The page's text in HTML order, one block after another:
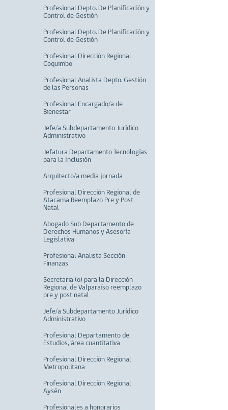
Profesional Depto. De Planificación y
Control de Gestión
Profesional Depto. De Planificación y
Control de Gestión
Profesional Dirección Regional
Coquimbo
Profesional Analista Depto. Gestión
de las Personas
Profesional Encargado/a de
Bienestar
Jefe/a Subdepartamento Jurídico
Administrativo
Jefatura Departamento Tecnologías
para la Inclusión
Arquitecto/a media jornada
Profesional Dirección Regional de
Atacama Reemplazo Pre y Post
Natal
Abogado Sub Departamento de
Derechos Humanos y Asesoría
Legislativa
Profesional Analista Sección
Finanzas
Secretaria (o) para la Dirección
Regional de Valparaíso reemplazo
pre y post natal
Jefe/a Subdepartamento Jurídico
Administrativo
Profesional Departamento de
Estudios, área cuantitativa
Profesional Dirección Regional
Metropolitana
Profesional Dirección Regional
Aysén
Profesionales a honorarios